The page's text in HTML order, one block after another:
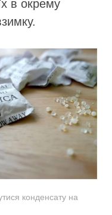
в окрему
конденсату на